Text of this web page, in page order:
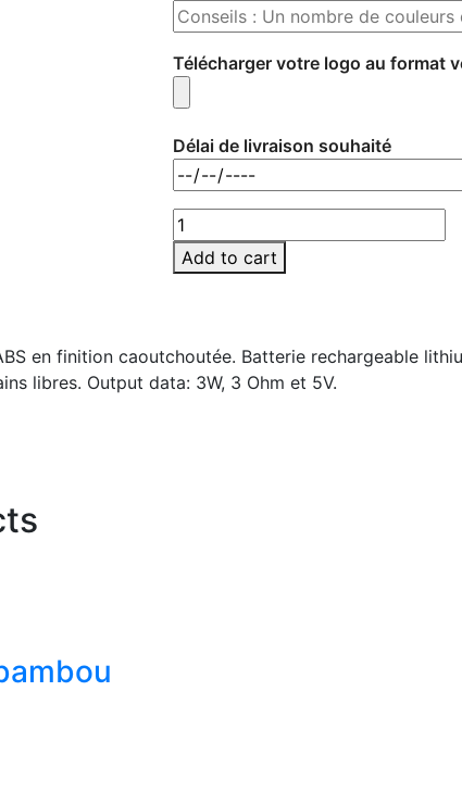
Télécharger votre logo au format
Délai de livraison souhaité
MO8726-
10
quantity
Add to cart
en finition caoutchoutée. Batterie rechargeable
libres. Output data: 3W, 3 Ohm et 5V.